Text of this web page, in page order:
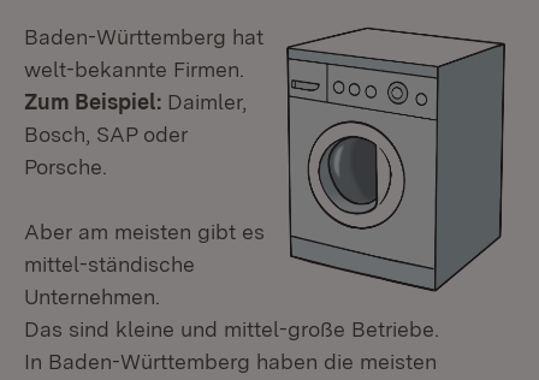
Baden-Württemberg hat
welt-bekannte Firmen.
Zum Beispiel: Daimler,
Bosch, SAP oder
Porsche.
Aber am meisten gibt es
mittel-ständische
Unternehmen.
Das sind kleine und mittel-große Betriebe.
In Baden-Württemberg haben die meisten